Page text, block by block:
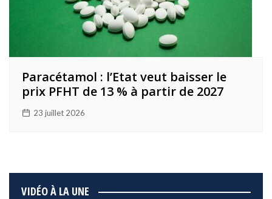
Paracétamol : l’Etat veut baisser le
prix PFHT de 13 % à partir de 2027
23 juillet 2026
VIDÉO À LA UNE